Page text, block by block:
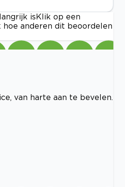
is Klik op een
anderen dit beoordelen
van harte aan te bevelen.